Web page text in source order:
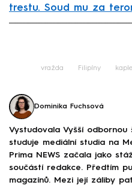
trestu. Soud mu za
vražda Filipíny kaple
Dominika Fuchsová
Vystudovala Vyšší odbornou
studuje mediální studia na
Prima NEWS začala jako
součástí redakce. Předtím
magazínů. Mezi její záliby